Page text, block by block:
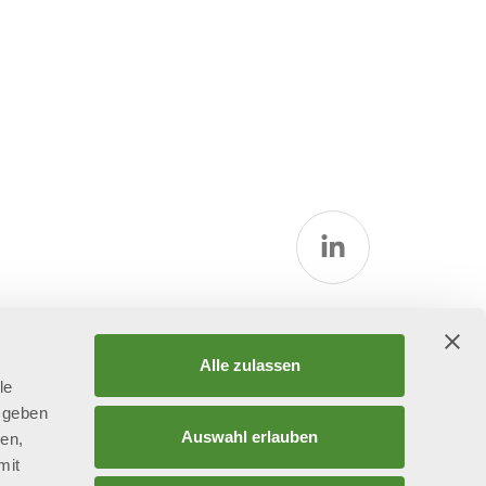
Alle zulassen
Auswahl erlauben